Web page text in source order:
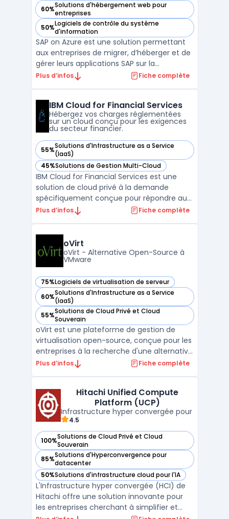
60%Solutions d'hébergement web pour
entreprises
— voir SAP on Azure dans cette catégorie
50%Logiciels de contrôle du système
d'information
— voir SAP on Azure dans cette catégorie
SAP on Azure est une solution permettant
aux entreprises de migrer, d’héberger et de
gérer leurs applications SAP sur la
plateforme Microsoft Azure. Cette offre
cloud Azure, permettant aux organisations
d'optimiser leur ...
Plus d’infos Fiche complète
IBM Cloud for Financial Services
Hébergez vos charges réglementées
sur un cloud conçu pour les exigences
du secteur financier.
55%Solutions d'Infrastructure as a Service
(IaaS)
— voir IBM Cloud for Financial Services dans cette catégorie
45%Solutions de Gestion Multi-Cloud
— voir IBM Cloud for Financial Services dans cette catégorie
IBM Cloud for Financial Services est une
solution de cloud privé à la demande
spécifiquement conçue pour répondre aux
besoins des entreprises du secteur
permettant aux institutions financières de
migrer leurs charges de ...
Plus d’infos Fiche complète
oVirt
oVirt - Alternative Open-Source à
VMware
75%Logiciels de virtualisation de serveur
— voir oVirt dans cette catégorie
60%Solutions d'Infrastructure as a Service
(IaaS)
— voir oVirt dans cette catégorie
55%Solutions de Cloud Privé et Cloud
Souverain
— voir oVirt dans cette catégorie
oVirt est une plateforme de gestion de
virtualisation open-source, conçue pour les
entreprises à la recherche d'une alternative
robuste à VMware vCenter. En tant que
pour la gestion centralisée de
l'infrastructure vir ...
Plus d’infos Fiche complète
Hitachi Unified Compute
Platform (UCP)
Infrastructure hyper convergée pour
4.5
100%Solutions de Cloud Privé et Cloud
Souverain
— voir Hitachi Unified Compute Platform (UCP) dans cette
85%Solutions d'Hyperconvergence pour
datacenter
— voir Hitachi Unified Compute Platform (UCP) dans cette
50%Solutions d'infrastructure cloud pour l'IA
— voir Hitachi Unified Compute Platform (UCP) dans cette
L'Infrastructure hyper convergée (HCI) de
Hitachi offre une solution innovante pour
les entreprises cherchant à simplifier et